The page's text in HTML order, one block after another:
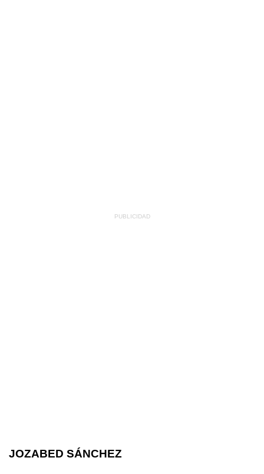
JOZABED SÁNCHEZ